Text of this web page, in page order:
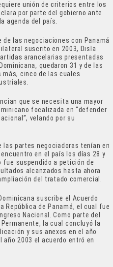
unión de criterios entre los
por parte del gobierno ante
agenda del país.
las negociaciones con Panamá
suscrito en 2003, Disla
arancelarias presentadas
quedaron 31 y de las
cinco de las cuales
que se necesita una mayor
focalizada en “defender
velando por su
las partes negociadoras tenían en
en el país los días 28 y
fue suspendido a petición de
alcanzados hasta ahora
del tratado comercial.
suscribe el Acuerdo
República de Panamá, el cual fue
Nacional. Como parte del
la cual concluyó la
y sus anexos en el año
año 2003 el acuerdo entró en